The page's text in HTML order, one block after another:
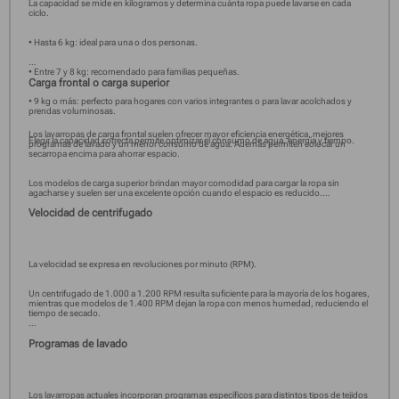
La capacidad se mide en kilogramos y determina cuánta ropa puede lavarse en cada
ciclo.
• Hasta 6 kg: ideal para una o dos personas.
• Entre 7 y 8 kg: recomendado para familias pequeñas.
• 9 kg o más: perfecto para hogares con varios integrantes o para lavar acolchados y
prendas voluminosas.
Elegir la capacidad correcta permite optimizar el consumo de agua, energía y tiempo.
Carga frontal o carga superior
Los lavarropas de carga frontal suelen ofrecer mayor eficiencia energética, mejores
programas de lavado y un menor consumo de agua. Además permiten colocar un
secarropa encima para ahorrar espacio.
Los modelos de carga superior brindan mayor comodidad para cargar la ropa sin
agacharse y suelen ser una excelente opción cuando el espacio es reducido.
Velocidad de centrifugado
La velocidad se expresa en revoluciones por minuto (RPM).
Un centrifugado de 1.000 a 1.200 RPM resulta suficiente para la mayoría de los hogares,
mientras que modelos de 1.400 RPM dejan la ropa con menos humedad, reduciendo el
tiempo de secado.
Programas de lavado
Los lavarropas actuales incorporan programas específicos para distintos tipos de tejidos